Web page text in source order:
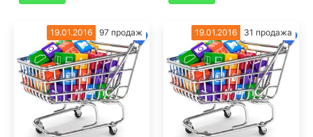
19.01.2016 97 продаж 19.01.2016 31 продажа